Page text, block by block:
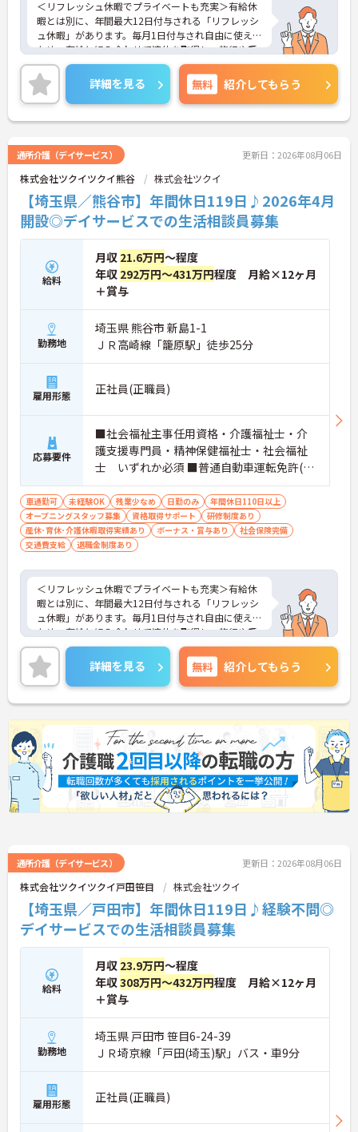
＜リフレッシュ休暇でプライベートも充実＞有給休
暇とは別に、年間最大12日付与される「リフレッシ
ュ休暇」があります。毎月1日付与され自由に使える
ため、有給と組み合わせて連休を取得し、旅行や趣
味を楽しむスタッフも多くいます。夜勤がなく日勤
のみの勤務なので、生活リズムも整えやすく、仕事
とプライベートのメリハリをつけて無理なく働けま
す。
＜将来を見据えた多彩なキャリアパスと待遇＞「介
レンジ」など、希望に合わせた多彩なキャリアプラ
ンが用意されています。階層別の研修や資格取得支
援制度があり、働きながらスキルアップが可能で
す。
詳細を見る 無料 紹介してもらう
通所介護（デイサービス） 更新日：2026年08月06日
株式会社ツクイツクイ熊谷 株式会社ツクイ
【埼玉県／熊谷市】年間休日119日♪2026年4月
開設◎デイサービスでの生活相談員募集
給料
月収 21.6万円～程度
年収 292万円～431万円程度 月給×12ヶ月
＋賞与
勤務地
埼玉県 熊谷市 新島1-1
ＪＲ高崎線「籠原駅」徒歩25分
雇用形態 正社員(正職員)
応募要件
■社会福祉主事任用資格・介護福祉士・介
護支援専門員・精神保健福祉士・社会福祉
士 いずれか必須 ■普通自動車運転免許(AT
限定可) 必須 ■経験：不問
車通勤可 未経験OK 残業少なめ 日勤のみ
年間休日110日以上
オープニングスタッフ募集
資格取得サポート
研修制度あり
産休･育休･介護休暇取得実績あり
ボーナス・賞与あり
社会保険完備
交通費支給
退職金制度あり
＜リフレッシュ休暇でプライベートも充実＞有給休
暇とは別に、年間最大12日付与される「リフレッシ
ュ休暇」があります。毎月1日付与され自由に使える
ため、有給と組み合わせて連休を取得し、旅行や趣
味を楽しむスタッフも多くいます。夜勤がなく日勤
のみの勤務なので、生活リズムも整えやすく、仕事
とプライベートのメリハリをつけて無理なく働けま
す。
＜将来を見据えた多彩なキャリアパスと待遇＞「介
護のスペシャリスト」「管理職」「他職種へのチャ
レンジ」など、希望に合わせた多彩なキャリアプラ
ンが用意されています。階層別の研修や資格取得支
援制度があり、働きながらスキルアップが可能で
す。
詳細を見る 無料 紹介してもらう
通所介護（デイサービス） 更新日：2026年08月06日
株式会社ツクイツクイ戸田笹目 株式会社ツクイ
【埼玉県／戸田市】年間休日119日♪経験不問◎
デイサービスでの生活相談員募集
給料
月収 23.9万円～程度
年収308万円～432万円程度 月給×12ヶ月
＋賞与
勤務地
埼玉県 戸田市 笹目6-24-39
ＪＲ埼京線「戸田(埼玉)駅」バス・車9分
雇用形態 正社員(正職員)